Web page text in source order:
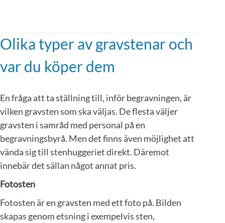
Olika typer av gravstenar och
var du köper dem
En fråga att ta ställning till, inför begravningen, är
vilken gravsten som ska väljas. De flesta väljer
gravsten i samråd med personal på en
begravningsbyrå. Men det finns även möjlighet att
vända sig till stenhuggeriet direkt. Däremot
innebär det sällan något annat pris.
Fotosten
Fotosten är en gravsten med ett foto på. Bilden
skapas genom etsning i exempelvis sten,